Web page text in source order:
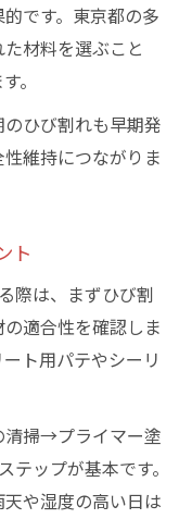
です。東京都の多
材料を選ぶこと
。
ひび割れも早期発
維持につながりま
ト
際は、まずひび割
適合性を確認しま
ト用パテやシーリ
清掃→プライマー塗
ップが基本です。
や湿度の高い日は